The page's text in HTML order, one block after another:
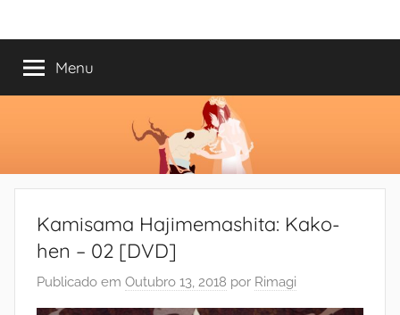
paraMundo
do
anos
a
romances
Menu
Kamisama Hajimemashita: Kako-
hen – 02 [DVD]
Publicado em Outubro 13, 2018 por Rimagi